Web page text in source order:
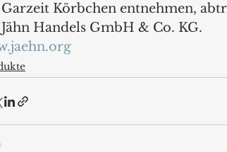
Körbchen entnehmen,
Handels GmbH & Co. KG.